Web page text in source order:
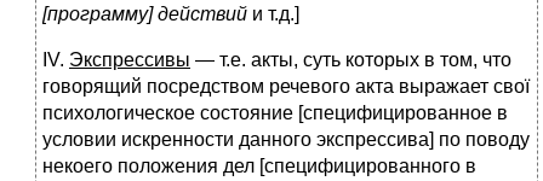
[программу] действий и т.д.]
IV. Экспрессивы — т.е. акты, суть которых в том, что
говорящий посредством речевого акта выражает свої
психологическое состояние [специфицированное в
условии искренности данного экспрессива] по поводу
некоего положения дел [специфицированного в